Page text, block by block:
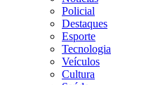
Policial
Destaques
Esporte
Tecnologia
Veículos
Cultura